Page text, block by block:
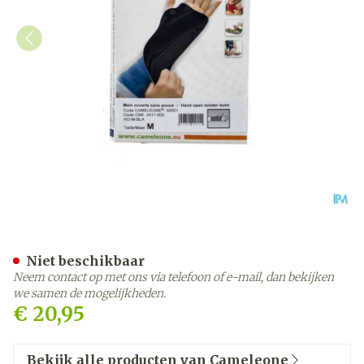
€ 20,95
Niet beschikbaar
Neem contact op met ons via telefoon of e-mail, dan bekijken
we samen de mogelijkheden.
Bekijk alle producten van Cameleone